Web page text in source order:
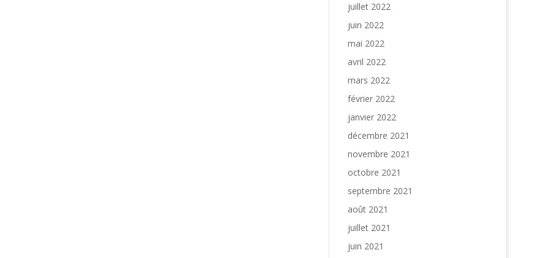
juillet 2022
juin 2022
mai 2022
avril 2022
mars 2022
février 2022
janvier 2022
décembre 2021
novembre 2021
octobre 2021
septembre 2021
août 2021
juillet 2021
juin 2021